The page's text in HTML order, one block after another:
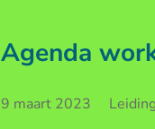
Agenda
9 maart 2023 Leiding